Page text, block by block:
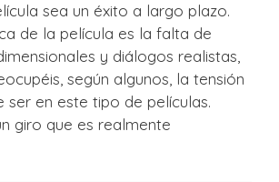
sea un éxito a largo plazo.
de la película es la falta de
y diálogos realistas,
según algunos, la tensión
ser en este tipo de películas.
giro que es realmente